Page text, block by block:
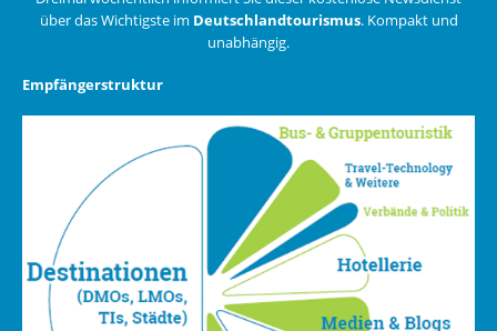
über das Wichtigste im Deutschlandtourismus. Kompakt und
unabhängig.
Empfängerstruktur